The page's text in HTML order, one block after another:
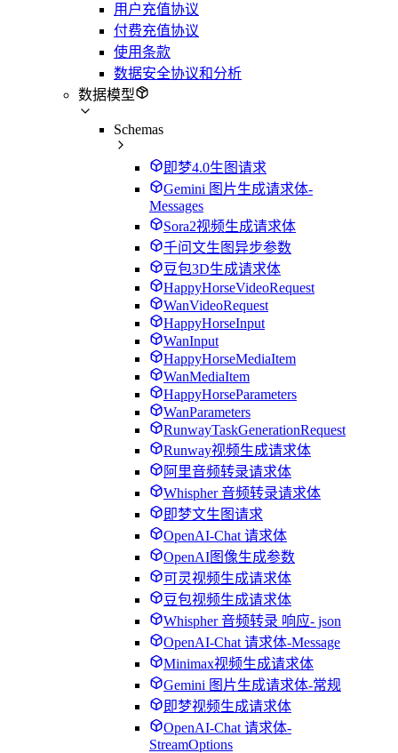
用户充值协议
付费充值协议
使用条款
数据安全协议和分析
数据模型
Schemas
即梦4.0生图请求
Gemini 图片生成请求体-
Messages
Sora2视频生成请求体
千问文生图异步参数
豆包3D生成请求体
HappyHorseVideoRequest
WanVideoRequest
HappyHorseInput
WanInput
HappyHorseMediaItem
WanMediaItem
HappyHorseParameters
WanParameters
RunwayTaskGenerationRequest
Runway视频生成请求体
阿里音频转录请求体
Whispher 音频转录请求体
即梦文生图请求
OpenAI-Chat 请求体
OpenAI图像生成参数
可灵视频生成请求体
豆包视频生成请求体
Whispher 音频转录 响应- json
OpenAI-Chat 请求体-Message
Minimax视频生成请求体
Gemini 图片生成请求体-常规
即梦视频生成请求体
OpenAI-Chat 请求体-
StreamOptions